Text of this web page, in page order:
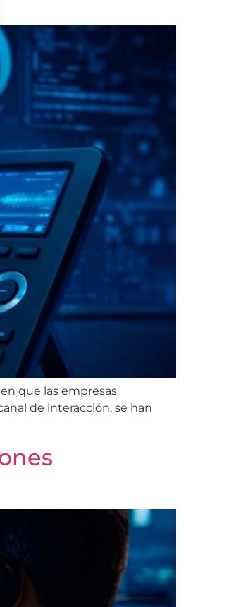
que las empresas
de interacción, se han